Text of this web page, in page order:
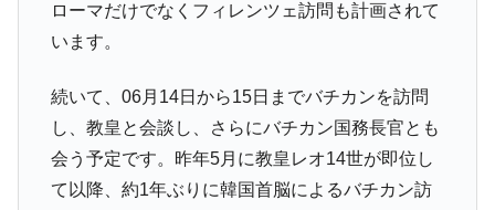
ローマだけでなくフィレンツェ訪問も計画されて
います。
続いて、06月14日から15日までバチカンを訪問
し、教皇と会談し、さらにバチカン国務長官とも
会う予定です。昨年5月に教皇レオ14世が即位し
て以降、約1年ぶりに韓国首脳によるバチカン訪